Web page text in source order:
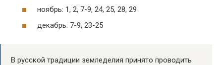
ноябрь: 1, 2, 7-9, 24, 25, 28, 29
декабрь: 7-9, 23-25
В русской традиции земледелия принято проводить